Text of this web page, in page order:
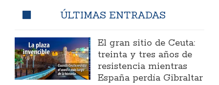
ÚLTIMAS ENTRADAS
El gran sitio de Ceuta:
treinta y tres años de
resistencia mientras
España perdía Gibraltar